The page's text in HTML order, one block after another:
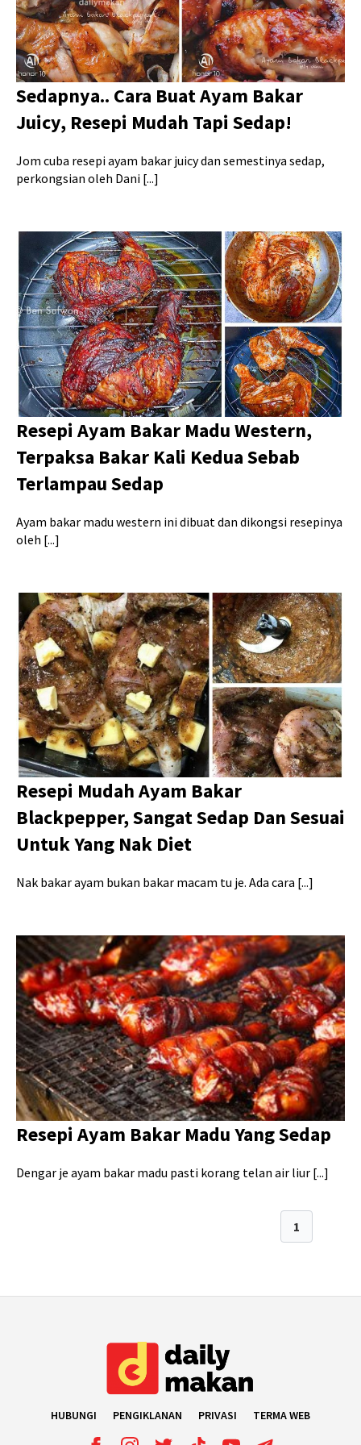
Sedapnya.. Cara Buat Ayam Bakar
Juicy, Resepi Mudah Tapi Sedap!
Jom cuba resepi ayam bakar juicy dan semestinya sedap,
perkongsian oleh Dani [...]
Resepi Ayam Bakar Madu Western,
Terpaksa Bakar Kali Kedua Sebab
Terlampau Sedap
Ayam bakar madu western ini dibuat dan dikongsi resepinya
oleh [...]
Resepi Mudah Ayam Bakar
Blackpepper, Sangat Sedap Dan Sesuai
Untuk Yang Nak Diet
Nak bakar ayam bukan bakar macam tu je. Ada cara [...]
Resepi Ayam Bakar Madu Yang Sedap
Dengar je ayam bakar madu pasti korang telan air liur [...]
1
HUBUNGI PENGIKLANAN PRIVASI TERMA WEB